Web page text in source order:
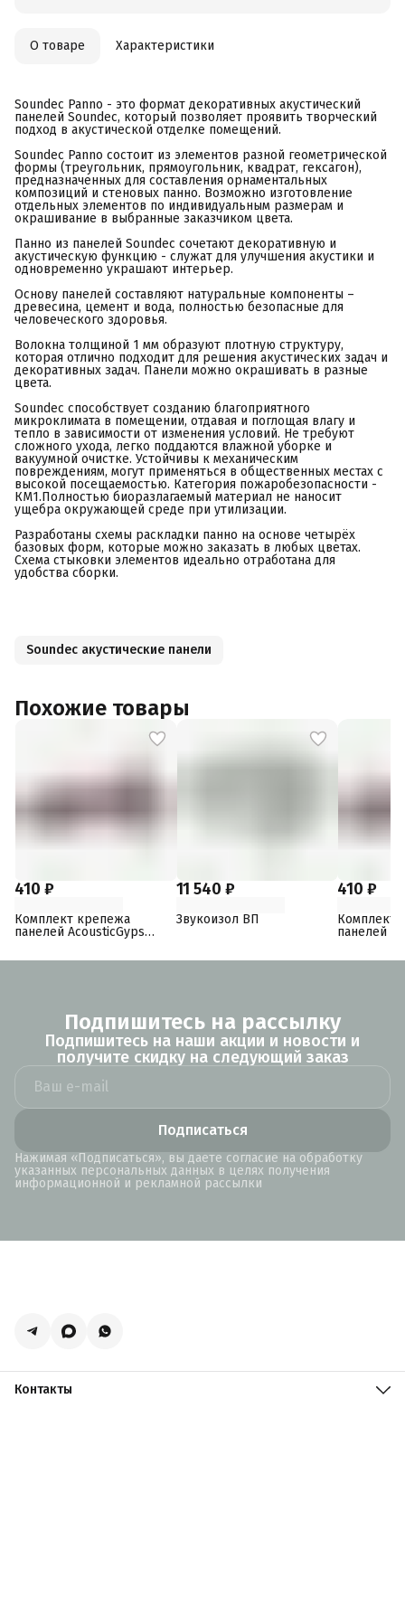
О товаре Характеристики
Soundec Panno - это формат декоративных акустический
панелей Soundec, который позволяет проявить творческий
подход в акустической отделке помещений.
Soundec Panno состоит из элементов разной геометрической
формы (треугольник, прямоугольник, квадрат, гексагон),
предназначенных для составления орнаментальных
композиций и стеновых панно. Возможно изготовление
отдельных элементов по индивидуальным размерам и
окрашивание в выбранные заказчиком цвета.
Панно из панелей Soundec сочетают декоративную и
акустическую функцию - служат для улучшения акустики и
одновременно украшают интерьер.
Основу панелей составляют натуральные компоненты –
древесина, цемент и вода, полностью безопасные для
человеческого здоровья.
Волокна толщиной 1 мм образуют плотную структуру,
которая отлично подходит для решения акустических задач и
декоративных задач. Панели можно окрашивать в разные
цвета.
Soundec способствует созданию благоприятного
микроклимата в помещении, отдавая и поглощая влагу и
тепло в зависимости от изменения условий. Не требуют
сложного ухода, легко поддаются влажной уборке и
вакуумной очистке. Устойчивы к механическим
повреждениям, могут применяться в общественных местах с
высокой посещаемостью. Категория пожаробезопасности -
КМ1.Полностью биоразлагаемый материал не наносит
ущебра окружающей среде при утилизации.
Разработаны схемы раскладки панно на основе четырёх
базовых форм, которые можно заказать в любых цветах.
Схема стыковки элементов идеально отработана для
удобства сборки.
Soundec акустические панели
Похожие товары
410 ₽
Комплект крепежа
панелей AcousticGyps
11 540 ₽
Звукоизол ВП
410 ₽
Комплект
панелей
Подпишитесь на рассылку
Подпишитесь на наши акции и новости и
получите скидку на следующий заказ
Подписаться
Нажимая «Подписаться», вы даете согласие на обработку
указанных персональных данных в целях получения
информационной и рекламной рассылки
Контакты